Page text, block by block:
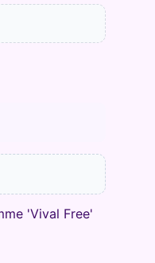
'Vival Free'